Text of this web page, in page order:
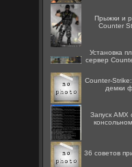
Прыжки и
Counter
Установка
сервер
Counter-
демки
Запуск AMX
36 советов